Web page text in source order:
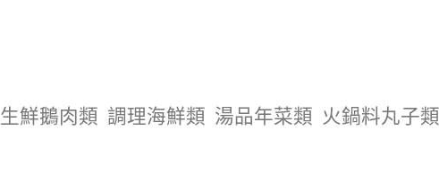
生鮮鵝肉類 調理海鮮類 湯品年菜類 火鍋料丸子類